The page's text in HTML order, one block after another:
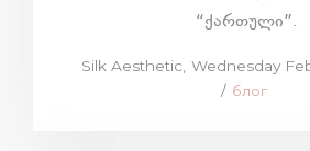
“ქართული”.
Silk Aesthetic Posted
Wednesday
Posted
блог